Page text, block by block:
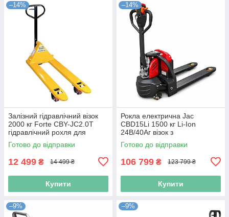
–14%
Залізний гідравлічний візок
2000 кг Forte CBY-JC2.0T
гідравлічний рохля для
піддонів і палет
Готово до відправки
12 499 ₴ 14 499 ₴
Купити
–14%
Рокла електрична Jac
CBD15Li 1500 кг Li-Ion
24В/40Аг візок з
електропідйомом
Готово до відправки
106 799 ₴ 123 799 ₴
Купити
–9% –9%